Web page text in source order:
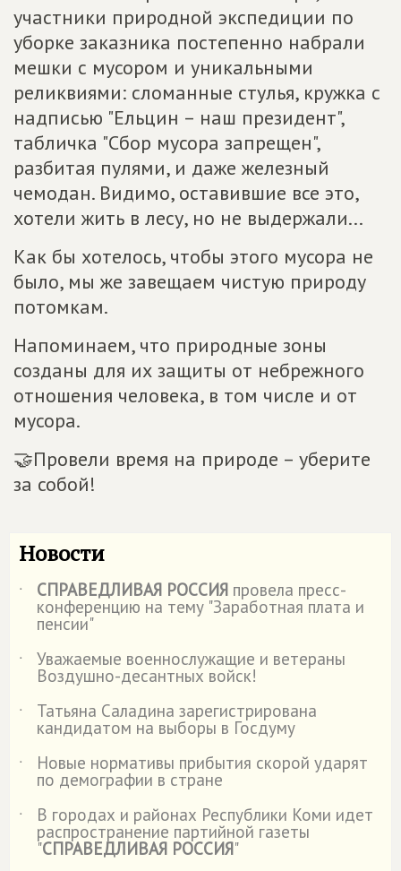
участники природной экспедиции по
уборке заказника постепенно набрали
мешки с мусором и уникальными
реликвиями: сломанные стулья, кружка с
надписью "Ельцин – наш президент",
табличка "Сбор мусора запрещен",
разбитая пулями, и даже железный
чемодан. Видимо, оставившие все это,
хотели жить в лесу, но не выдержали...
Как бы хотелось, чтобы этого мусора не
было, мы же завещаем чистую природу
потомкам.
Напоминаем, что природные зоны
созданы для их защиты от небрежного
отношения человека, в том числе и от
мусора.
🤝Провели время на природе – уберите
за собой!
Новости
˙ СПРАВЕДЛИВАЯ РОССИЯ провела пресс-
конференцию на тему "Заработная плата и
пенсии"
˙
Уважаемые военнослужащие и ветераны
Воздушно-десантных войск!
˙
Татьяна Саладина зарегистрирована
кандидатом на выборы в Госдуму
˙
Новые нормативы прибытия скорой ударят
по демографии в стране
˙
В городах и районах Республики Коми идет
распространение партийной газеты
"СПРАВЕДЛИВАЯ РОССИЯ"